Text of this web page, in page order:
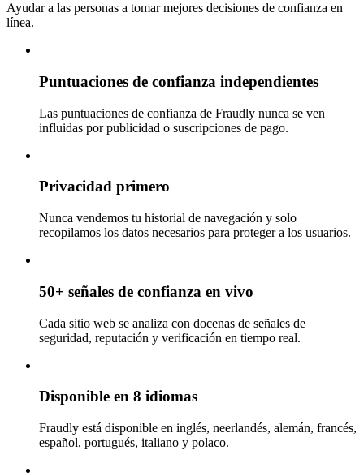
Ayudar a las personas a tomar mejores decisiones de confianza en
línea.
Puntuaciones de confianza independientes
Las puntuaciones de confianza de Fraudly nunca se ven
influidas por publicidad o suscripciones de pago.
Privacidad primero
Nunca vendemos tu historial de navegación y solo
recopilamos los datos necesarios para proteger a los usuarios.
50+ señales de confianza en vivo
Cada sitio web se analiza con docenas de señales de
seguridad, reputación y verificación en tiempo real.
Disponible en 8 idiomas
Fraudly está disponible en inglés, neerlandés, alemán, francés,
español, portugués, italiano y polaco.